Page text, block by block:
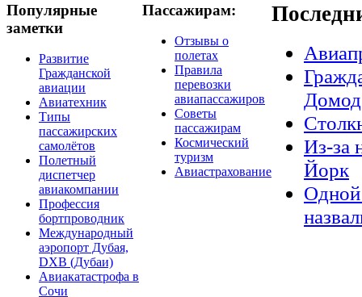
Популярные
заметки
Развитие
Гражданской
авиации
Авиатехник
Типы
пассажирских
самолётов
Полетный
диспетчер
авиакомпании
Профессия
бортпроводник
Международный
аэропорт Дубая,
DXB (Дубаи)
Авиакатастрофа в
Сочи
Пассажирам:
Отзывы о
полетах
Правила
перевозки
авиапассажиров
Советы
пассажирам
Космический
туризм
Авиастрахование
Из-за
Йорк
Одной